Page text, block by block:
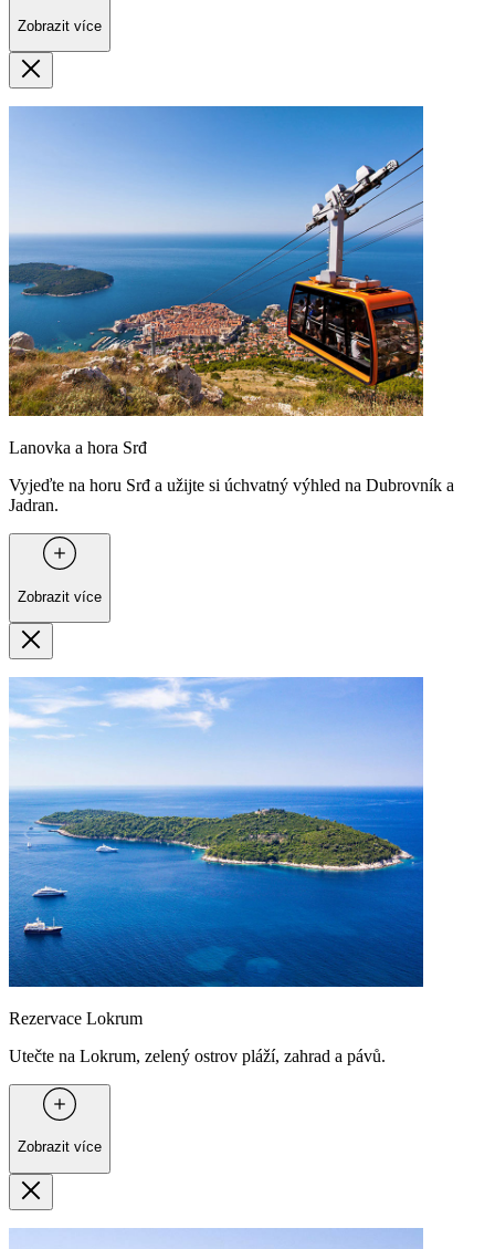
Zobrazit více
Lanovka a hora Srđ
Vyjeďte na horu Srđ a užijte si úchvatný výhled na Dubrovník a
Jadran.
Zobrazit více
Rezervace Lokrum
Utečte na Lokrum, zelený ostrov pláží, zahrad a pávů.
Zobrazit více